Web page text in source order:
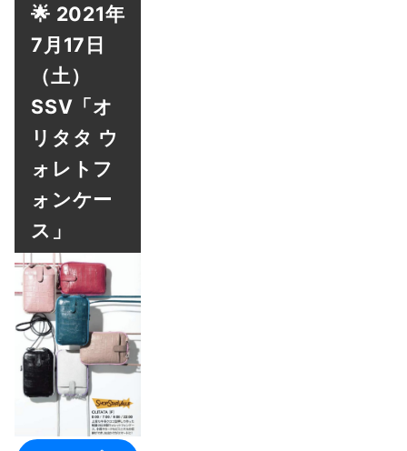
🌟 2021年
7月17日
（土）
SSV「オ
リタタ ウ
ォレトフ
ォンケー
ス」